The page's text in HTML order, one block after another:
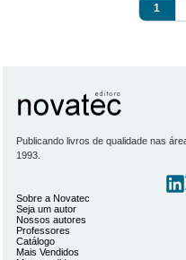
1
Publicando livros de qualidade nas
1993.
Sobre a Novatec
Seja um autor
Nossos autores
Professores
Catálogo
Mais Vendidos